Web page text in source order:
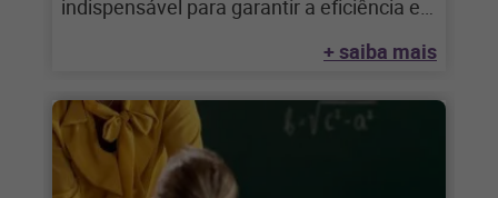
indispensável para garantir a eficiência e a
+ saiba mais